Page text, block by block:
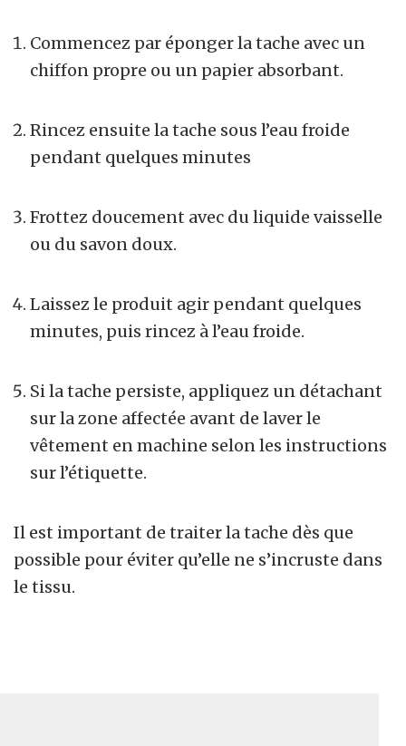
Commencez par éponger la tache avec un
chiffon propre ou un papier absorbant.
Rincez ensuite la tache sous l’eau froide
pendant quelques minutes
Frottez doucement avec du liquide vaisselle
ou du savon doux.
Laissez le produit agir pendant quelques
minutes, puis rincez à l’eau froide.
Si la tache persiste, appliquez un détachant
sur la zone affectée avant de laver le
vêtement en machine selon les instructions
sur l’étiquette.
Il est important de traiter la tache dès que
possible pour éviter qu’elle ne s’incruste dans
le tissu.